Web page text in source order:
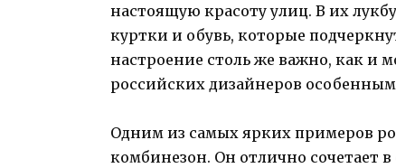
настоящую красоту улиц. В их
куртки и обувь, которые
настроение столь же важно, как и
российских дизайнеров
Одним из самых ярких примеров
комбинезон. Он отлично сочетает